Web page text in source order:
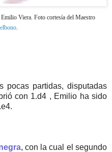
Viera. Foto cortesía del Maestro
.
pocas partidas, disputadas
con 1.d4 , Emilio ha sido
, con la cual el segundo